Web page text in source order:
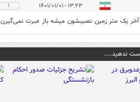
۱۳:۲۳ - ۱۴۰۱/۰۱/۰۱ 1
آخر یک متر زمین نصیبشون میشه باز عبرت نمی‌گیرن
ندهید....